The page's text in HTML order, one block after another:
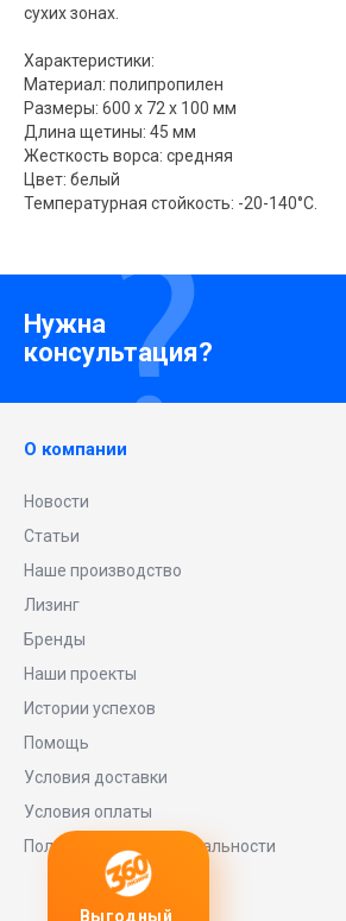
сухих зонах.
Характеристики:
Материал: полипропилен
Размеры: 600 x 72 x 100 мм
Длина щетины: 45 мм
Жесткость ворса: средняя
Цвет: белый
Температурная стойкость: -20-140°C.
Нужна
консультация?
О компании
Новости
Статьи
Наше производство
Лизинг
Бренды
Наши проекты
Истории успехов
Помощь
Условия доставки
Условия оплаты
Политика конфиденциальности
Выгодный